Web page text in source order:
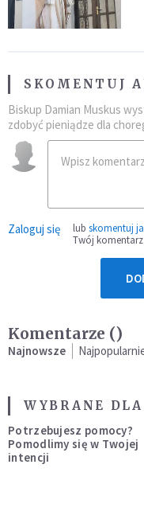
SKOMENTUJ
Biskup Damian Muskus
zdobyć pieniądze dla
Zaloguj się lub skomentuj
Twój
Komentarze ()
Najnowsze
WYBRANE
Potrzebujesz pomocy?
Pomodlimy się w Twojej
intencji